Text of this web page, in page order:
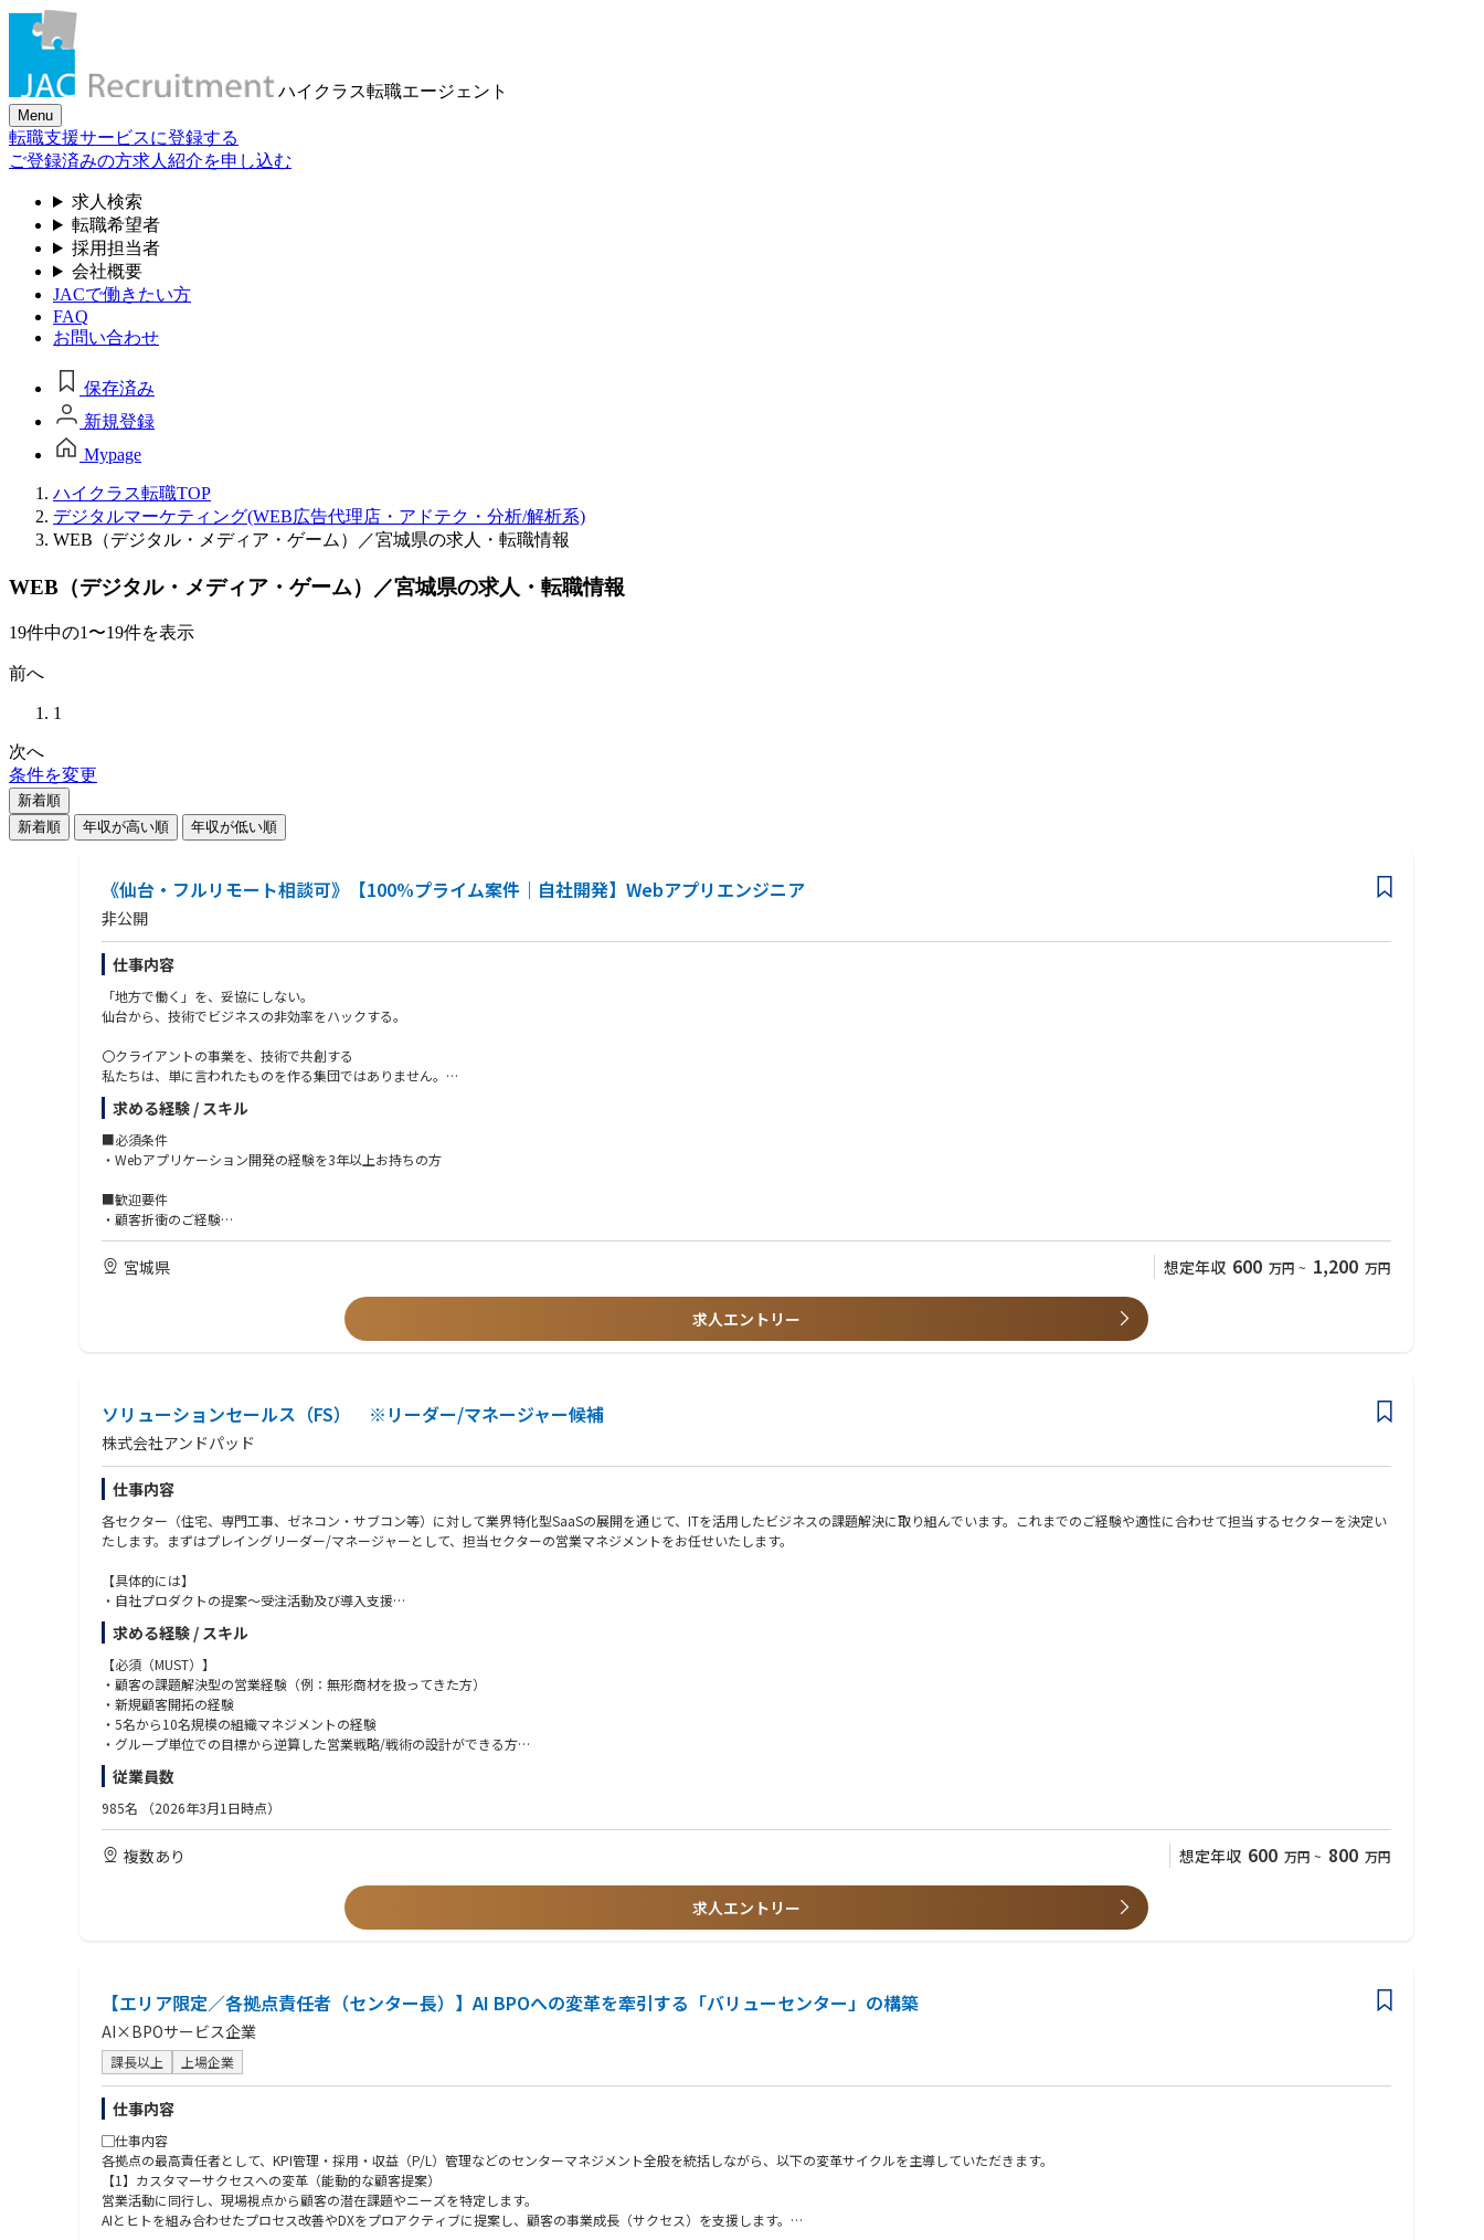
ハイクラス転職エージェント
Menu
転職支援サービスに登録する
ご登録済みの方求人紹介を申し込む
求人検索
転職希望者
採用担当者
会社概要
JACで働きたい方
FAQ
お問い合わせ
保存済み
新規登録
Mypage
ハイクラス転職TOP
デジタルマーケティング(WEB広告代理店・アドテク・分析/解析系)
WEB（デジタル・メディア・ゲーム）／宮城県の求人・転職情報
WEB（デジタル・メディア・ゲーム）／宮城県の求人・転職情報
19件中の1〜19件を表示
前へ
1
次へ
条件を変更
新着順
新着順
年収が高い順 年収が低い順
《仙台・フルリモート相談可》【100%プライム案件｜自社開発】Webアプリエンジニア
非公開
仕事内容
「地方で働く」を、妥協にしない。
仙台から、技術でビジネスの非効率をハックする。
〇クライアントの事業を、技術で共創する
私たちは、単に言われたものを作る集団ではありません。
大規模コールセンターのシステムから、GPSを活用した動態管理まで。
複雑に絡み合った「ビジネスの非効率」を、クラウドネイティブな構成で解き明かしていく。
仙台トラストタワー20階。最高の景色と空気が合わさる場所、そして技術への投資。
〇クライアントの事業成長を後押しするWebアプリケーションの開発
ンの開発をおこなっています。
■開発環境（使用している言語やツール ※一部）
PHP, JavaScript, Python3, PostgreSQL, MySQL, MariaDB, BigQuery, DynamoDB, AWS, GCP, Docker, Vue.js, Git, Bash/Shell
※技術の進化に合わせて定期的にアップデートしています。
トのLTVはどれだけ向上するのか？」 常に投資対効果を議論の軸に置き、技術選定を行います。H200の活用においても、その計算資源がいかに短期間で利益を生むかをロジカルに突き詰めます。
2. 「ビジネスと開発」の分断がない一気通貫体制
よくある「仕様通りに作るだけ」の組織ではありません。エンジニア自身がドメイン知識を深く理解し、ビジネスサイドやPMと対等に、時にはそれ以上に「商売の勝ち筋」を提案します。
エンジニアが直接クライアントの課題に触れ、市場の反応（数字）をダイレクトに受け取るからこそ、真に意味のあるシステムが生まれます。
3. 少数精鋭・高密度なアジャイル開発
私たちは、大人数で時間をかけて巨大なものを作ることを良しとしません。価値の最小単位を定義し、素早くマーケットに問い、データに基づいて改善する。このサイクルを最速で回すことが、結果として最大のROI
を生むことを知っているからです。H200という強力なブースターを使い、プロトタイピングから実戦投入までのリードタイムを極限まで短縮します。
4. 攻めの「コストエンジニアリング」
インフラを使い倒すことは、浪費することではありません。AWSのマネージドサービスや最新GPUを最適に構成し、システムの信頼性を担保しながらも、ランニングコストを最小化する。
この「攻めのコスト管理」こそが、エンジニアリングにおける最高の知的ゲームであると考えています。
求める経験 / スキル
■必須条件
・Webアプリケーション開発の経験を3年以上お持ちの方
■歓迎要件
・顧客折衝のご経験
・プロジェクトマネジメントのご経験
・Webアプリケーションの要件定義/設計/製造/テスト/運用の一連業務のご経験
・SIerや受託開発、常駐型開発としてご経験されたプログラマ、システムエンジニアでご経験を積まれた方大歓迎です。
・プロフェッショナルとしての計数感覚をお持ちの方
オーバーエンジニアリングを避け、ビジネスのフェーズに合わせた最適なアーキテクチャを選択できる方。
・「技術×商売」のハイブリッド思考がある方
最先端のAI技術を、泥臭いビジネス現場の課題解決へと翻訳し、確実なROIとして結実させることに喜びを感じる方。
宮城県 想定年収 600 万円 ~ 1,200 万円
求人エントリー
ソリューションセールス（FS） ※リーダー/マネージャー候補
株式会社アンドパッド
仕事内容
各セクター（住宅、専門工事、ゼネコン・サブコン等）に対して業界特化型SaaSの展開を通じて、ITを活用したビジネスの課題解決に取り組んでいます。これまでのご経験や適性に合わせて担当するセクターを決定い
たします。まずはプレイングリーダー/マネージャーとして、担当セクターの営業マネジメントをお任せいたします。
【具体的には】
・自社プロダクトの提案～受注活動及び導入支援
・営業戦術の実行、売上目標の達成
・受注前後のサービス導入プロジェクトのマネジメント
・受注後のアップセル/クロスセル/チャーンマネジメントの戦略策定及び実行
・テレマーケティングによる商談機会創出と受注確度の向上
※顧客や業界を最も知る者として自ら顧客へコンタクトを行い、商談作成を行うこともあります。
・組織マネジメントに携わっていただくことで、チーム構築、手法開発の経験を積んでいただくことができます。
・お客様の働き方が変わる、業界の変化を生み出す当事者であるという実感を得ることができます。
・業界大手とプロジェクトを進める経験が積めます。
・プロダクト担当ではなく、顧客担当としてお客様に向き合えるので施工管理プロダクト以外にも受発注・基幹システムの提案も可能です。
・平均年齢は30歳前後と比較的大人で落ち着いた雰囲気の組織です。
求める経験 / スキル
【必須（MUST）】
・顧客の課題解決型の営業経験（例：無形商材を扱ってきた方）
・新規顧客開拓の経験
・5名から10名規模の組織マネジメントの経験
・グループ単位での目標から逆算した営業戦略/戦術の設計ができる方
【歓迎スキル】
★下記いずれかのご経験をお持ちの方
・住宅／建築業界での法人営業経験
・建設業界（建設会社・専門工事会社・建材住設メーカー/商社等）での法人営業経験
・ゼネコン/サブコンでの現場監督/営業経験及びそれに準ずる業務経験
・ゼネコン/サブコン向け営業経験及びそれに準ずる業務経験
従業員数
985名 （2026年3月1日時点）
複数あり 想定年収 600 万円 ~ 800 万円
求人エントリー
【エリア限定／各拠点責任者（センター長）】AI BPOへの変革を牽引する「バリューセンター」の構築
AI×BPOサービス企業
課長以上 上場企業
仕事内容
▢仕事内容
各拠点の最高責任者として、KPI管理・採用・収益（P/L）管理などのセンターマネジメント全般を統括しながら、以下の変革サイクルを主導していただきます。
【1】カスタマーサクセスへの変革（能動的な顧客提案）
営業活動に同行し、現場視点から顧客の潜在課題やニーズを特定します。
AIとヒトを組み合わせたプロセス改善やDXをプロアクティブに提案し、顧客の事業成長（サクセス）を支援します。